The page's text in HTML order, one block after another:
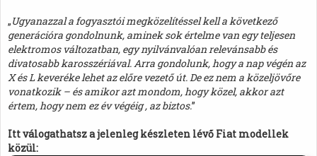
„Ugyanazzal a fogyasztói megközelítéssel kell a következő
generációra gondolnunk, aminek sok értelme van egy teljesen
elektromos változatban, egy nyilvánvalóan relevánsabb és
divatosabb karosszériával. Arra gondolunk, hogy a nap végén az
X és L keveréke lehet az előre vezető út. De ez nem a közeljövőre
vonatkozik – és amikor azt mondom, hogy közel, akkor azt
értem, hogy nem ez év végéig , az biztos.”
Itt válogathatsz a jelenleg készleten lévő Fiat modellek
közül: